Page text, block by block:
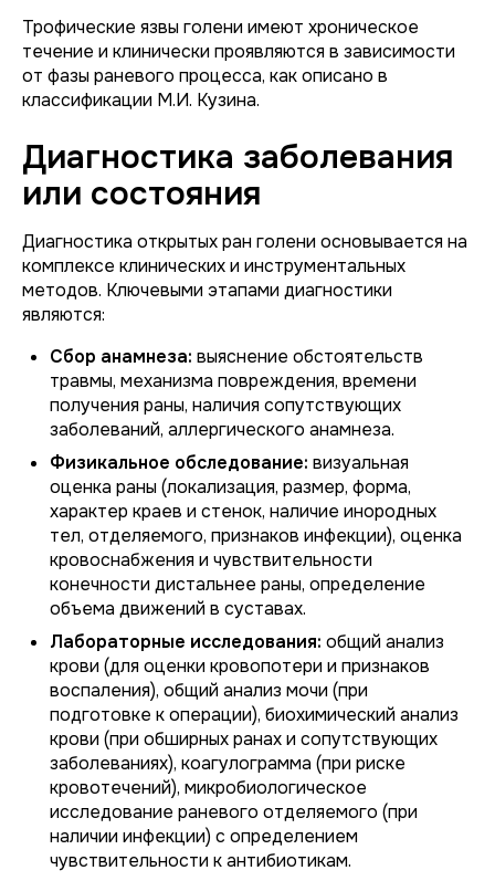
Трофические язвы голени имеют хроническое
течение и клинически проявляются в зависимости
от фазы раневого процесса, как описано в
классификации М.И. Кузина.
Диагностика заболевания
или состояния
Диагностика открытых ран голени основывается на
комплексе клинических и инструментальных
методов. Ключевыми этапами диагностики
являются:
Сбор анамнеза: выяснение обстоятельств
травмы, механизма повреждения, времени
получения раны, наличия сопутствующих
заболеваний, аллергического анамнеза.
Физикальное обследование: визуальная
оценка раны (локализация, размер, форма,
характер краев и стенок, наличие инородных
тел, отделяемого, признаков инфекции), оценка
кровоснабжения и чувствительности
конечности дистальнее раны, определение
объема движений в суставах.
Лабораторные исследования: общий анализ
крови (для оценки кровопотери и признаков
воспаления), общий анализ мочи (при
подготовке к операции), биохимический анализ
крови (при обширных ранах и сопутствующих
заболеваниях), коагулограмма (при риске
кровотечений), микробиологическое
исследование раневого отделяемого (при
наличии инфекции) с определением
чувствительности к антибиотикам.